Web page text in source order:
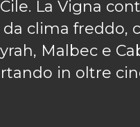
La Vigna
clima freddo,
Malbec e
in oltre